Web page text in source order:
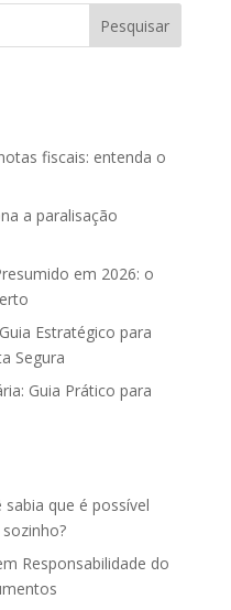
fiscais: entenda o
a paralisação
em 2026: o
Estratégico para
Segura
Guia Prático para
sabia que é possível
Responsabilidade do